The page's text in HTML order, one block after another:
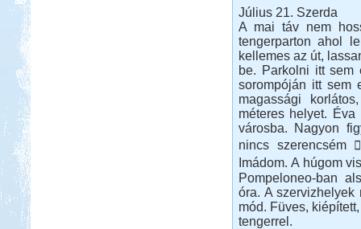
Július 21. Szerda
A mai táv nem
tengerparton ahol
kellemes az út,
be. Parkolni itt sem
sorompóján itt sem
magassági
méteres helyet.
városba. Nagyon
nincs szerencsém
Imádom. A húgom
Pompeloneo-ban
óra. A szervizhelyek
mód. Füves,
tengerrel.